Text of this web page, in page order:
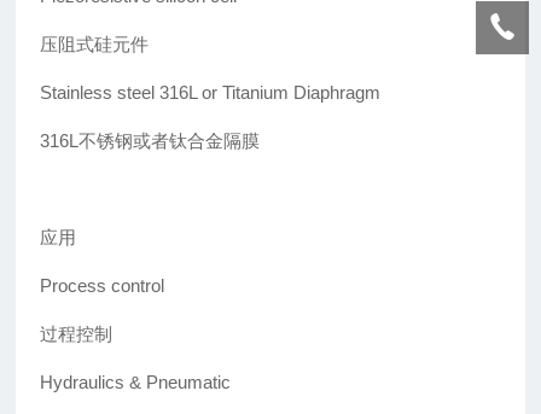
压阻式硅元件
Stainless steel 316L or Titanium Diaphragm
316L不锈钢或者钛合金隔膜
应用
Process control
过程控制
Hydraulics & Pneumatic